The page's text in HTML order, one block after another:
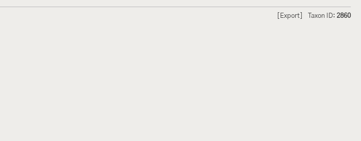
Taxon ID: 2860
[Export]